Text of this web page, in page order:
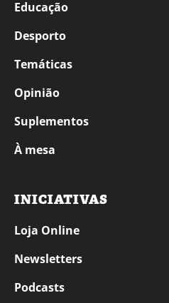
Educação
Desporto
Temáticas
Opinião
Suplementos
À mesa
INICIATIVAS
Loja Online
Newsletters
Podcasts